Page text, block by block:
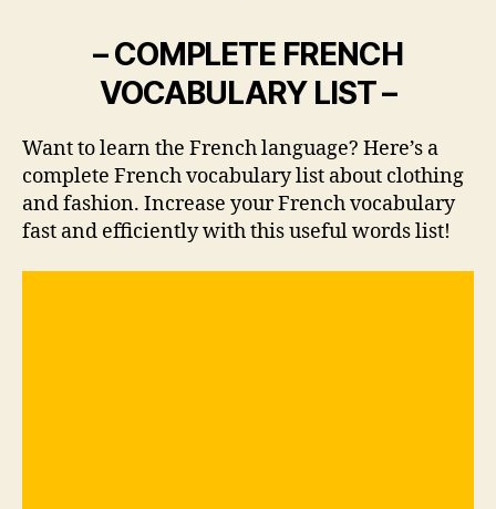
– COMPLETE FRENCH
VOCABULARY LIST –
Want to learn the French language? Here’s a
complete French vocabulary list about clothing
and fashion. Increase your French vocabulary
fast and efficiently with this useful words list!